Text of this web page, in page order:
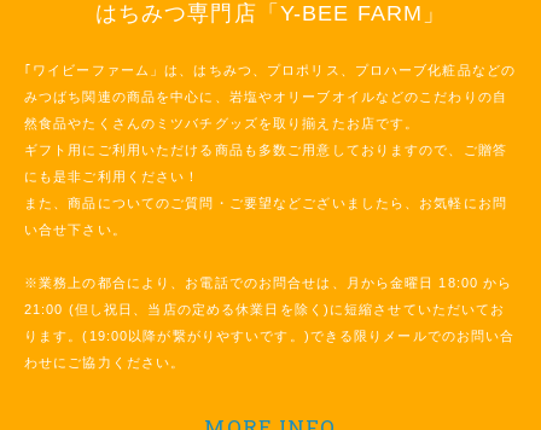
はちみつ専門店「Y-BEE FARM」
｢ワイビーファーム」は、はちみつ、プロポリス、プロハーブ化粧品などの
みつばち関連の商品を中心に、岩塩やオリーブオイルなどのこだわりの自
然食品やたくさんのミツバチグッズを取り揃えたお店です。
ギフト用にご利用いただける商品も多数ご用意しておりますので、ご贈答
にも是非ご利用ください！
また、商品についてのご質問・ご要望などございましたら、お気軽にお問
い合せ下さい。
※業務上の都合により、お電話でのお問合せは、月から金曜日 18:00 から
21:00 (但し祝日、当店の定める休業日を除く)に短縮させていただいてお
ります。(19:00以降が繋がりやすいです。)できる限りメールでのお問い合
わせにご協力ください。